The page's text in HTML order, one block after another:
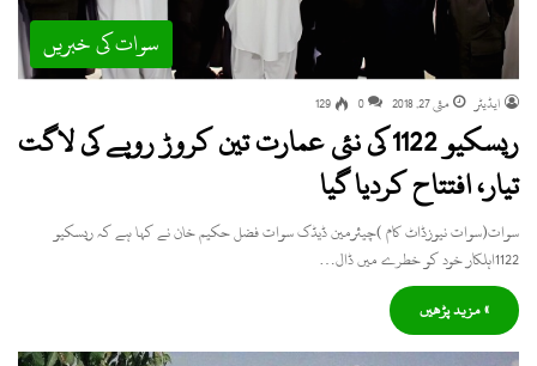
سوات کی خبریں
ایڈیٹر مئی 27, 2018 0
129
ریسکیو 1122 کی نئی عمارت تین کروڑ روپے کی لاگت
تیار، افتتاح کردیا گیا
سوات(سوات نیوزڈاٹ کام )چیئرمین ڈیڈک سوات فضل حکیم خان نے کہا ہے کہ ریسکیو
1122اہلکار خود کو خطرے میں ڈال…
» مزید پڑھیں